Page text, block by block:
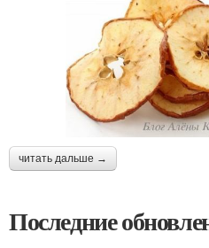
читать дальше →
Последние